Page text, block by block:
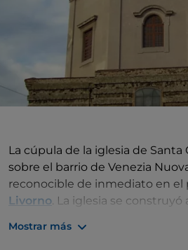
La cúpula de la iglesia de Santa
sobre el barrio de Venezia
reconocible de inmediato en el
Livorno. La iglesia se construyó
Mostrar más